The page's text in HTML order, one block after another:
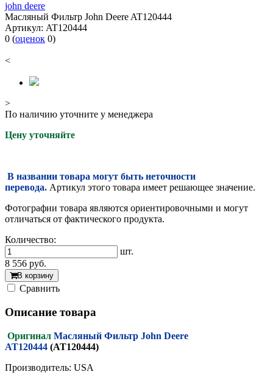
john deere
Масляный Фильтр John Deere AT120444
Артикул: AT120444
0 (оценок 0)
<
>
По наличию уточните у менеджера
Цену уточняйте
В названии товара могут быть неточности
перевода. Артикул этого товара имеет решающее значение.
Фотографии товара являются ориентировочными и могут
отличаться от фактического продукта.
Количество:
шт.
8 556 руб.
В корзину
Cравнить
Описание товара
Оригинал Масляный Фильтр John Deere
AT120444 (AT120444)
Производитель: USA